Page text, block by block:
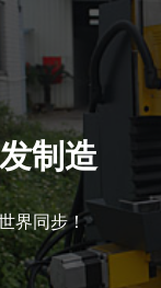
制造
界同步！